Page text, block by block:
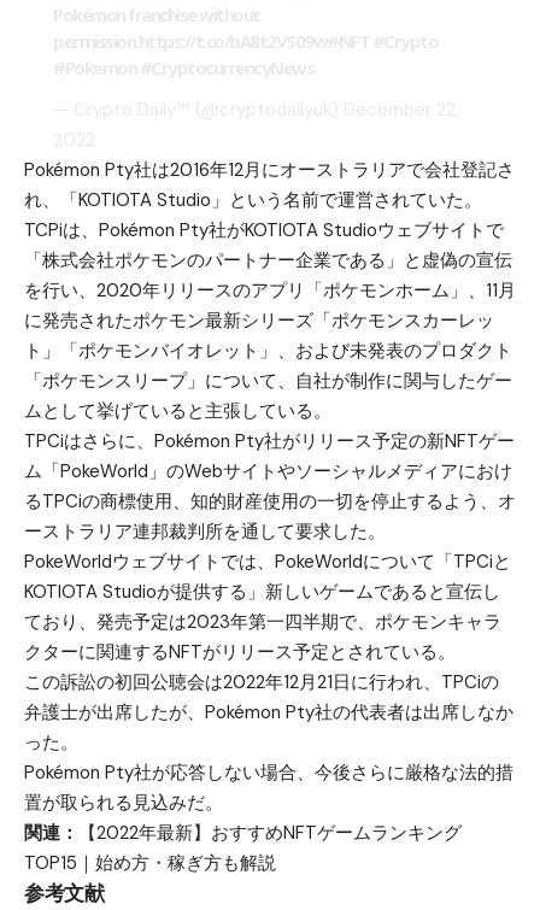
Pokémon Pty社は2016年12月にオーストラリアで会社登記さ
れ、「KOTIOTA Studio」という名前で運営されていた。
TCPiは、Pokémon Pty社がKOTIOTA Studioウェブサイト で
「株式会社ポケモンのパートナー企業である」と虚偽の宣伝
を行い、2020年リリースのアプリ「ポケモンホーム」、11月
に発売されたポケモン最新シリーズ「ポケモンスカーレッ
ト」「ポケモンバイオレット」、および未発表のプロダクト
「ポケモンスリープ」について、自社が制作に関与したゲー
ムとして挙げていると主張している。
TPCiはさらに、Pokémon Pty社がリリース予定の新NFTゲー
ム「PokeWorld」のWebサイトやソーシャルメディアにおけ
るTPCiの商標使用、知的財産使用の一切を停止するよう、オ
ーストラリア連邦裁判所を通して要求した。
PokeWorldウェブサイト では、PokeWorldについて「TPCiと
KOTIOTA Studioが提供する」新しいゲームであると宣伝し
ており、発売予定は2023年第一四半期で、ポケモンキャラ
クターに関連するNFTがリリース予定とされている。
この訴訟の初回公聴会は2022年12月21日に行われ、TPCiの
弁護士が出席したが、Pokémon Pty社の代表者は出席しなか
った。
Pokémon Pty社が応答しない場合、今後さらに厳格な法的措
置が取られる見込みだ。
関連：
【2022年最新】おすすめNFTゲームランキング
TOP15｜始め方・稼ぎ方も解説
参考文献